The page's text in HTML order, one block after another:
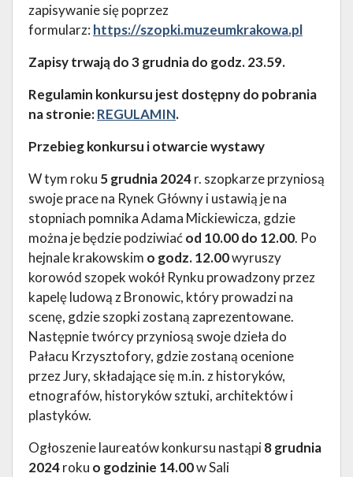
zapisywanie się poprzez
formularz: https://szopki.muzeumkrakowa.pl
Zapisy trwają do 3 grudnia do godz. 23.59.
Regulamin konkursu jest dostępny do pobrania
na stronie:REGULAMIN.
Przebieg konkursu i otwarcie wystawy
W tym roku 5 grudnia 2024r. szopkarze przyniosą
swoje prace na Rynek Główny i ustawią je na
stopniach pomnika Adama Mickiewicza, gdzie
można je będzie podziwiaćod 10.00 do 12.00. Po
hejnale krakowskim o godz. 12.00wyruszy
korowód szopek wokół Rynku prowadzony przez
kapelę ludową z Bronowic, który prowadzi na
scenę, gdzie szopki zostaną zaprezentowane.
Następnie twórcy przyniosą swoje dzieła do
Pałacu Krzysztofory, gdzie zostaną ocenione
przez Jury, składające się m.in. z historyków,
etnografów, historyków sztuki, architektów i
plastyków.
Ogłoszenie laureatów konkursu nastąpi8 grudnia
2024roku o godzinie 14.00w Sali